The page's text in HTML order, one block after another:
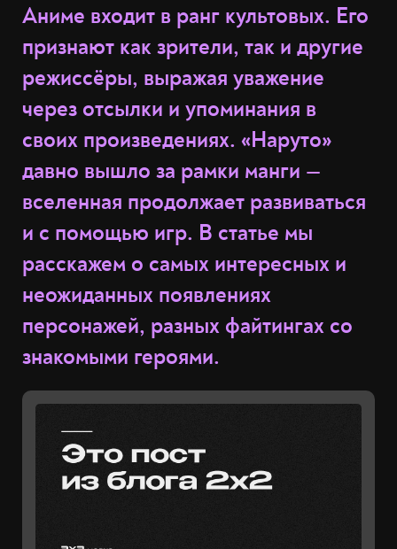
Аниме входит в ранг культовых. Его
признают как зрители, так и другие
режиссёры, выражая уважение
через отсылки и упоминания в
своих произведениях. «Наруто»
давно вышло за рамки манги —
вселенная продолжает развиваться
и с помощью игр. В статье мы
расскажем о самых интересных и
неожиданных появлениях
персонажей, разных файтингах со
знакомыми героями.